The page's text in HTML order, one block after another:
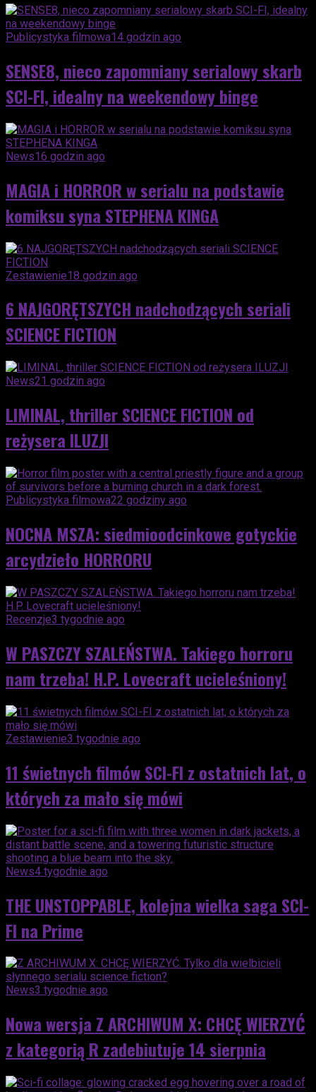
Publicystyka filmowa14 godzin ago
SENSE8, nieco zapomniany serialowy skarb
SCI-FI, idealny na weekendowy binge
News16 godzin ago
MAGIA i HORROR w serialu na podstawie
komiksu syna STEPHENA KINGA
Zestawienie18 godzin ago
6 NAJGORĘTSZYCH nadchodzących seriali
SCIENCE FICTION
News21 godzin ago
LIMINAL, thriller SCIENCE FICTION od
reżysera ILUZJI
Publicystyka filmowa22 godziny ago
NOCNA MSZA: siedmioodcinkowe gotyckie
arcydzieło HORRORU
Recenzje3 tygodnie ago
W PASZCZY SZALEŃSTWA. Takiego horroru
nam trzeba! H.P. Lovecraft ucieleśniony!
Zestawienie3 tygodnie ago
11 świetnych filmów SCI-FI z ostatnich lat, o
których za mało się mówi
News4 tygodnie ago
THE UNSTOPPABLE, kolejna wielka saga SCI-
FI na Prime
News3 tygodnie ago
Nowa wersja Z ARCHIWUM X: CHCĘ WIERZYĆ
z kategorią R zadebiutuje 14 sierpnia